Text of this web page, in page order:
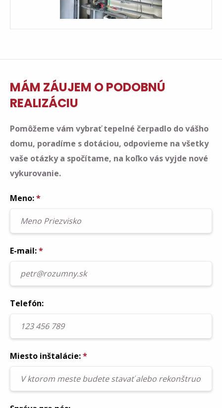
MÁM ZÁUJEM O PODOBNÚ
REALIZÁCIU
Pomôžeme vám vybrať tepelné čerpadlo do vášho
domu, poradíme s dotáciou, odpovieme na všetky
vaše otázky a spočítame, na koľko vás vyjde nové
vykurovanie.
Meno:*
E-mail:*
Telefón:
Miesto inštalácie:*